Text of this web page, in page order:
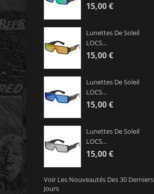
15,00 €
Lunettes De Soleil
LOCS...
15,00 €
Lunettes De Soleil
LOCS...
15,00 €
Lunettes De Soleil
LOCS...
15,00 €
Voir Les Nouveautés Des 30 Derniers
Jours